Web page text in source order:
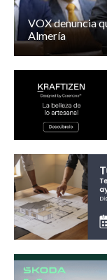
VOX denuncia
Almería